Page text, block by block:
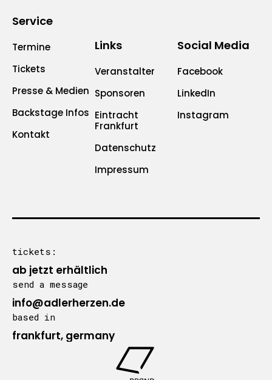
Service
Termine
Tickets
Presse & Medien
Backstage Infos
Kontakt
Links
Veranstalter
Sponsoren
Eintracht
Frankfurt
Datenschutz
Impressum
Social Media
Facebook
LinkedIn
Instagram
tickets:
ab jetzt erhältlich
send a message
info@adlerherzen.de
based in
frankfurt, germany